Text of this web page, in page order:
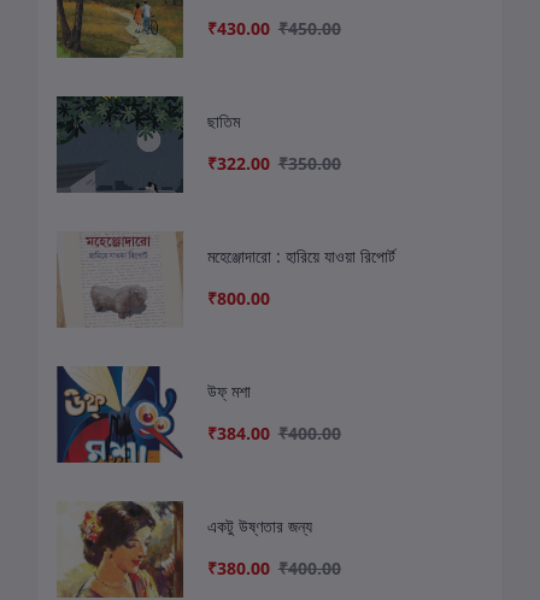
₹430.00 ₹450.00
ছাতিম
₹322.00 ₹350.00
মহেঞ্জোদারো : হারিয়ে যাওয়া রিপোর্ট
₹800.00
উফ্ মশা
₹384.00 ₹400.00
একটু উষ্ণতার জন্য
₹380.00 ₹400.00